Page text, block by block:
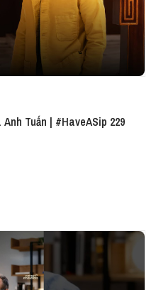
Tuấn | #HaveASip 229